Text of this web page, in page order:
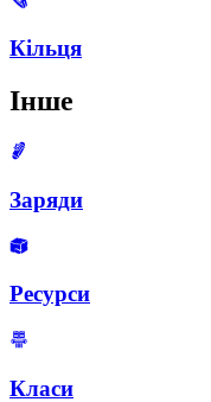
Кільця
Інше
Заряди
Ресурси
Класи